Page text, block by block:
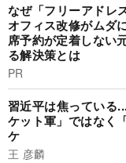
なぜ「フリーアドレ
オフィス改修がムダ
席予約が定着しない
る解決策とは
PR
習近平は焦っている
ケット軍」ではなく
ケ
王 彦麟